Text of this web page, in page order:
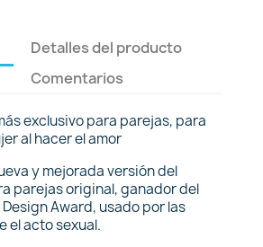
Detalles del producto
Comentarios
exclusivo para parejas, para
al hacer el amor
y mejorada versión del
parejas original, ganador del
Award, usado por las
el acto sexual.